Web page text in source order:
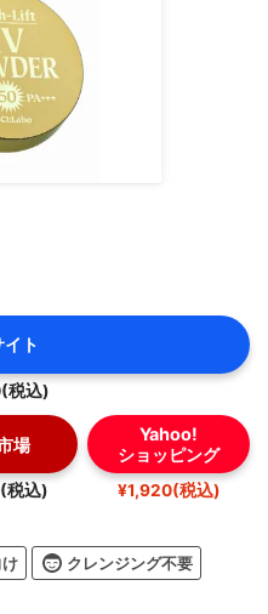
ト
税込)
場
税込)
Yahoo!
ショッピング
¥1,920(税込)
クレンジング不要